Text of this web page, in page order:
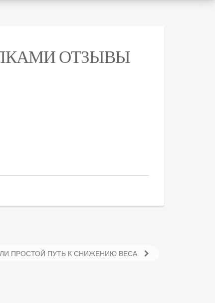
ОТЗЫВЫ
ПРОСТОЙ ПУТЬ К СНИЖЕНИЮ ВЕСА